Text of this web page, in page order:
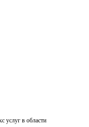
услуг в области